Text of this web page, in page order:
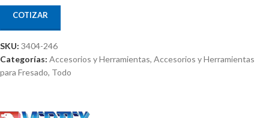
COTIZAR
SKU: 3404-246
Categorías: Accesorios y Herramientas, Accesorios y Herramientas
para Fresado, Todo